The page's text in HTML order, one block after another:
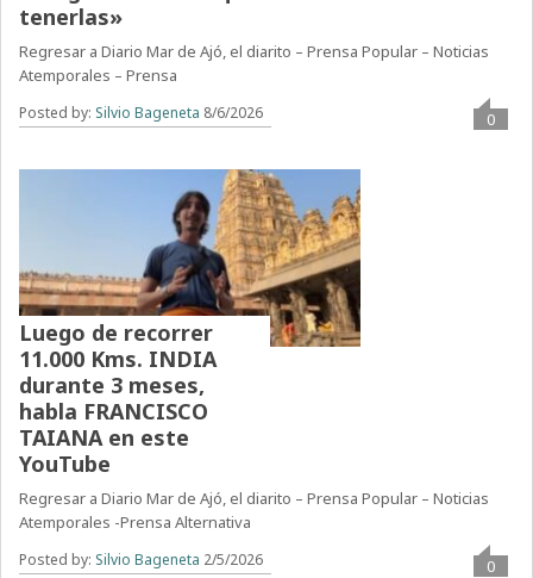
tenerlas»
Regresar a Diario Mar de Ajó, el diarito – Prensa Popular – Noticias
Atemporales – Prensa
Posted by: Silvio Bageneta 8/6/2026 0
Luego de recorrer
11.000 Kms. INDIA
durante 3 meses,
habla FRANCISCO
TAIANA en este
YouTube
Regresar a Diario Mar de Ajó, el diarito – Prensa Popular – Noticias
Atemporales -Prensa Alternativa
Posted by: Silvio Bageneta 2/5/2026 0